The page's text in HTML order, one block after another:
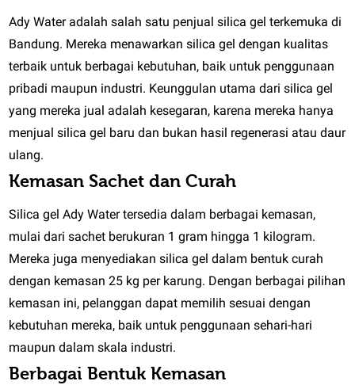
Ady Water adalah salah satu penjual silica gel terkemuka di
Bandung. Mereka menawarkan silica gel dengan kualitas
terbaik untuk berbagai kebutuhan, baik untuk penggunaan
pribadi maupun industri. Keunggulan utama dari silica gel
yang mereka jual adalah kesegaran, karena mereka hanya
menjual silica gel baru dan bukan hasil regenerasi atau daur
ulang.
Kemasan Sachet dan Curah
Silica gel Ady Water tersedia dalam berbagai kemasan,
mulai dari sachet berukuran 1 gram hingga 1 kilogram.
Mereka juga menyediakan silica gel dalam bentuk curah
dengan kemasan 25 kg per karung. Dengan berbagai pilihan
kemasan ini, pelanggan dapat memilih sesuai dengan
kebutuhan mereka, baik untuk penggunaan sehari-hari
maupun dalam skala industri.
Berbagai Bentuk Kemasan